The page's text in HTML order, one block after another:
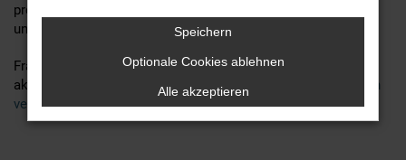
profitieren Sie von Sonderpreisen mit Nachlässen auf Teile
und Lohn und Ihr Auto bleibt technisch top in Form.
Frag uns gern nach weiteren Informationen und unseren
aktuellen Angeboten für dein Fahrzeug
Jetzt Servicetermin
vereinbaren
Speichern
Optionale Cookies ablehnen
Alle akzeptieren